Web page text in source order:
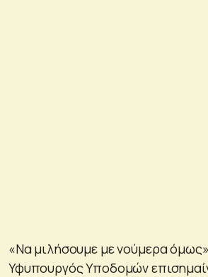
«Να μιλήσουμε με νούμερα
Υφυπουργός Υποδομών